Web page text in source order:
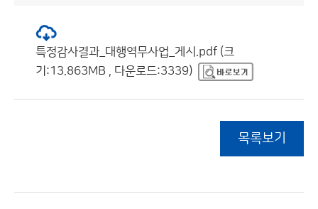
특정감사결과_대행역무사업_게시.pdf (크
기:13.863MB , 다운로드:3339)
목록보기